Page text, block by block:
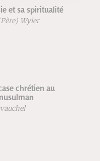
et sa spiritualité
Wyler
chrétien au